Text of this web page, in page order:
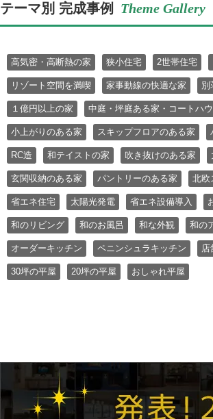
テーマ別 完成事例 Theme Gallery
高気密・高断熱の家 狭小住宅 2世帯住宅
リゾート空間を満喫 家事動線の快適な家 別
１億円以上の家 中庭・坪庭ある家・コートハ
小上がりのある家 スキップフロアのある家
RC造 和テイストの家 吹き抜けのある家
玄関収納のある家 パントリーのある家 北欧
省エネ住宅 太陽光発電 省エネ設備導入
和のリビング 和のお風呂 和な外観 和の
オーダーキッチン ペニンシュラキッチン 店
30坪の平屋 20坪の平屋 おしゃれ平屋